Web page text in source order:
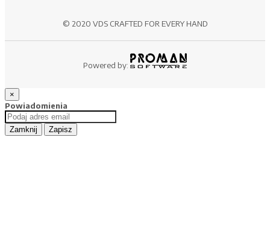
© 2020 VDS CRAFTED FOR EVERY HAND
Powered by:
×
Powiadomienia
Zamknij Zapisz